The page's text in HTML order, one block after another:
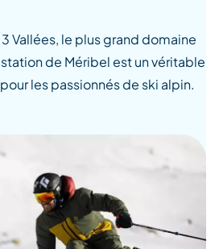
Vallées, le plus grand domaine
de Méribel est un véritable
les passionnés de ski alpin.